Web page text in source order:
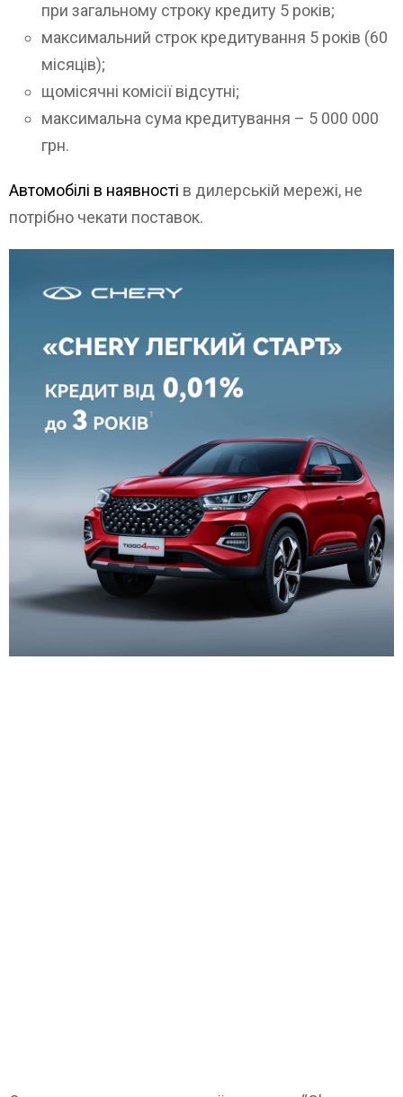
при загальному строку кредиту 5 років;
максимальний строк кредитування 5 років (60
місяців);
щомісячні комісії відсутні;
максимальна сума кредитування – 5 000 000
грн.
Автомобілі в наявності в дилерській мережі, не
потрібно чекати поставок.